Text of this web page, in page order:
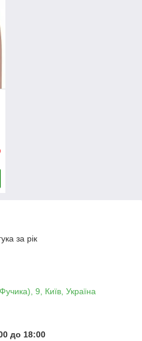
за рік
9, Київ, Україна
до 18:00